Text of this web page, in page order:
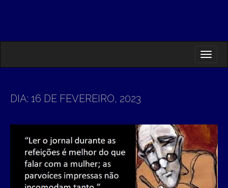
N
M
O
C
N
DIA: 16 DE FEVEREIRO, 2023